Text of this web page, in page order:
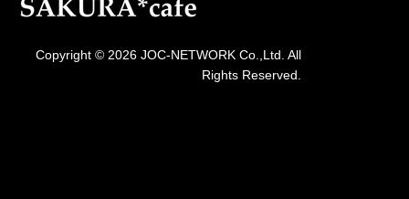
Copyright © 2026 JOC-NETWORK Co.,Ltd. All
Rights Reserved.